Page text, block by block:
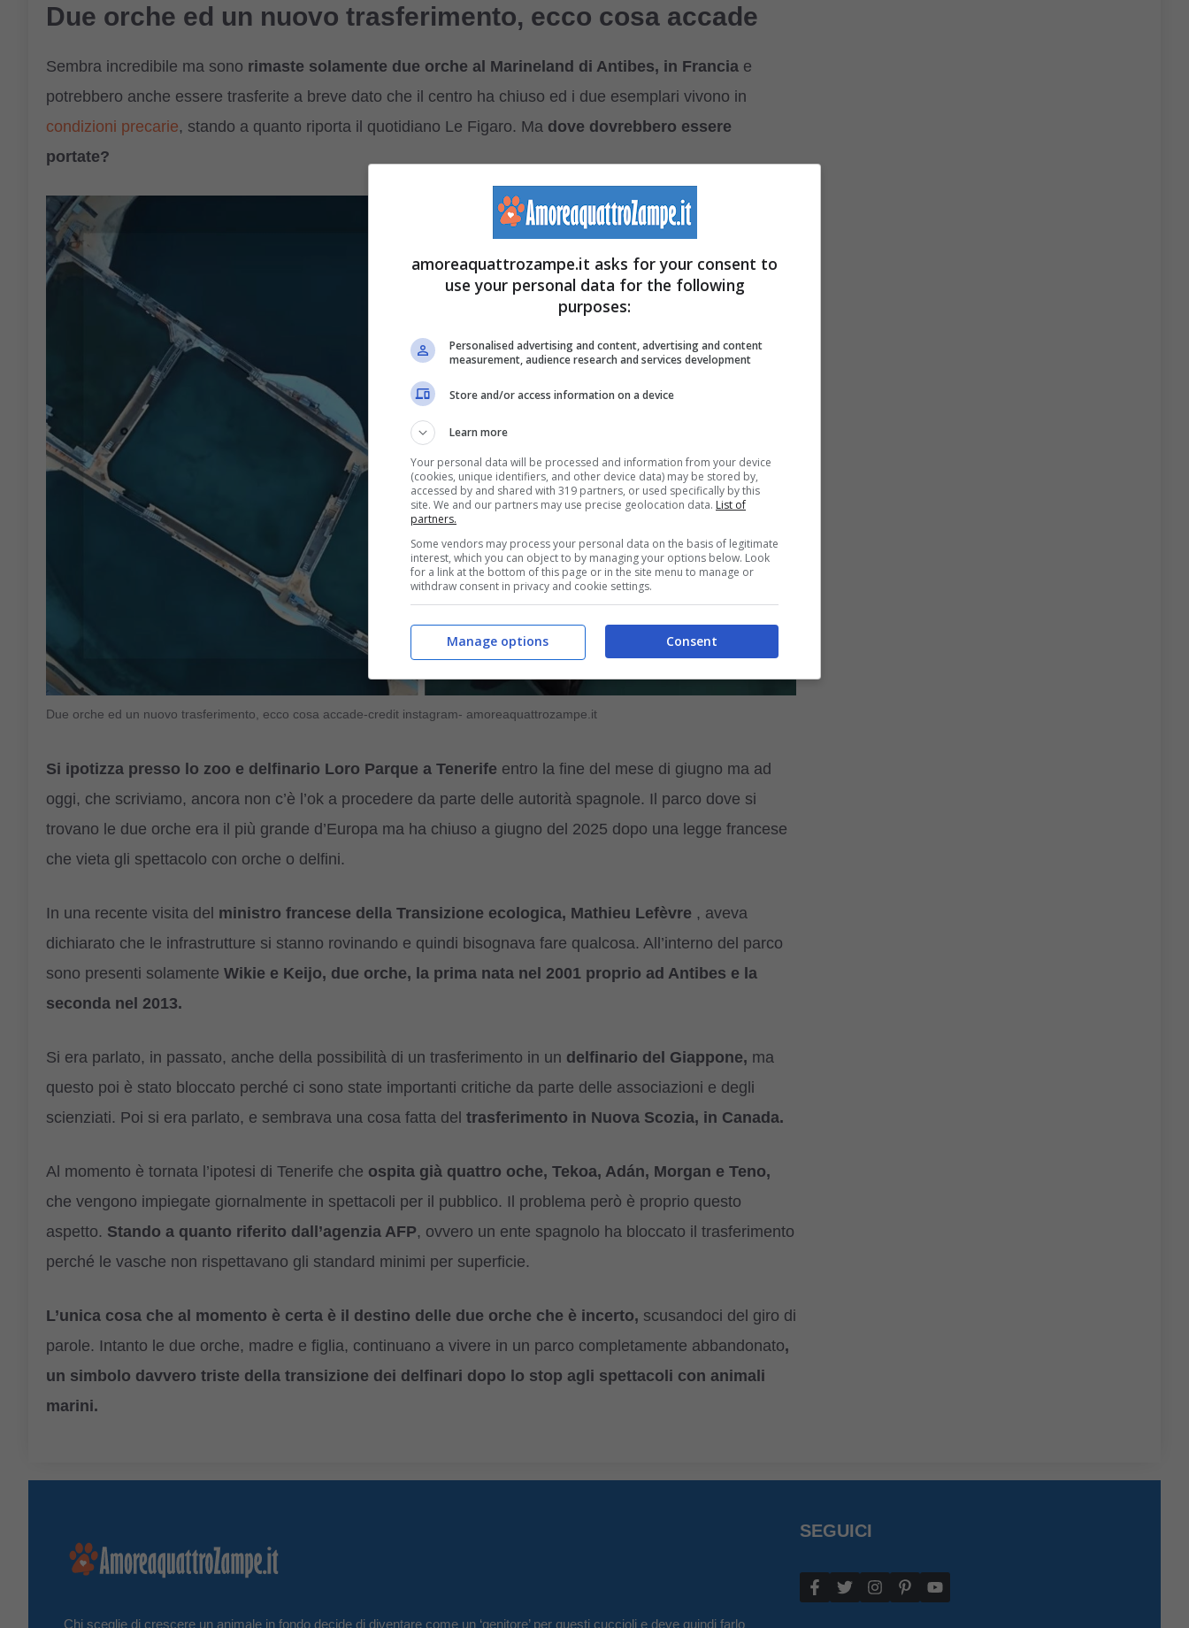
Due orche ed un nuovo trasferimento, ecco cosa accade
Sembra incredibile ma sono rimaste solamente due orche al Marineland di Antibes, in Francia e
potrebbero anche essere trasferite a breve dato che il centro ha chiuso ed i due esemplari vivono in
condizioni precarie, stando a quanto riporta il quotidiano Le Figaro. Ma dove dovrebbero essere
portate?
Due orche ed un nuovo trasferimento, ecco cosa accade-credit instagram- amoreaquattrozampe.it
Si ipotizza presso lo zoo e delfinario Loro Parque a Tenerife entro la fine del mese di giugno ma ad
oggi, che scriviamo, ancora non c’è l’ok a procedere da parte delle autorità spagnole. Il parco dove si
trovano le due orche era il più grande d’Europa ma ha chiuso a giugno del 2025 dopo una legge francese
che vieta gli spettacolo con orche o delfini.
In una recente visita del ministro francese della Transizione ecologica, Mathieu Lefèvre , aveva
dichiarato che le infrastrutture si stanno rovinando e quindi bisognava fare qualcosa. All’interno del parco
sono presenti solamente Wikie e Keijo, due orche, la prima nata nel 2001 proprio ad Antibes e la
seconda nel 2013.
Si era parlato, in passato, anche della possibilità di un trasferimento in un delfinario del Giappone, ma
questo poi è stato bloccato perché ci sono state importanti critiche da parte delle associazioni e degli
scienziati. Poi si era parlato, e sembrava una cosa fatta del trasferimento in Nuova Scozia, in Canada.
Al momento è tornata l’ipotesi di Tenerife che ospita già quattro oche, Tekoa, Adán, Morgan e Teno,
che vengono impiegate giornalmente in spettacoli per il pubblico. Il problema però è proprio questo
aspetto. Stando a quanto riferito dall’agenzia AFP, ovvero un ente spagnolo ha bloccato il trasferimento
perché le vasche non rispettavano gli standard minimi per superficie.
L’unica cosa che al momento è certa è il destino delle due orche che è incerto, scusandoci del giro di
parole. Intanto le due orche, madre e figlia, continuano a vivere in un parco completamente abbandonato,
un simbolo davvero triste della transizione dei delfinari dopo lo stop agli spettacoli con animali
marini.
Chi sceglie di crescere un animale in fondo decide di diventare come un ‘genitore’ per questi cuccioli e deve quindi farlo
SEGUICI
amoreaquattrozampe.it asks for your consent to
use your personal data for the following
purposes:
Personalised advertising and content, advertising and content
measurement, audience research and services development
Store and/or access information on a device
Learn more
Your personal data will be processed and information from your device
(cookies, unique identifiers, and other device data) may be stored by,
accessed by and shared with 319 partners, or used specifically by this
site. We and our partners may use precise geolocation data. List of
partners.
Some vendors may process your personal data on the basis of legitimate
interest, which you can object to by managing your options below. Look
for a link at the bottom of this page or in the site menu to manage or
withdraw consent in privacy and cookie settings.
Consent
Manage options